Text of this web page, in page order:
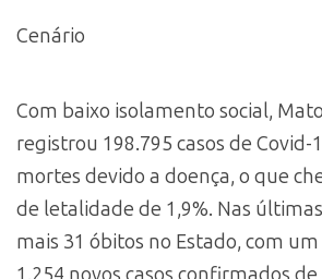
Cenário
Com baixo isolamento social,
registrou 198.795 casos de Covid-
mortes devido a doença, o que
de letalidade de 1,9%. Nas
mais 31 óbitos no Estado, com